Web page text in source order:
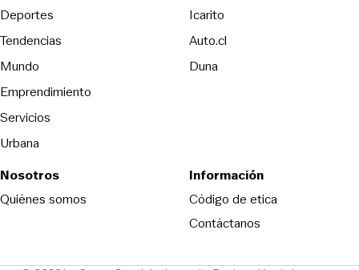
Deportes
Tendencias
Mundo
Emprendimiento
Servicios
Urbana
Icarito
Auto.cl
DunaOpens in new window
Nosotros
Quiénes somos
Información
Código de eticaOpens in new
Contáctanos